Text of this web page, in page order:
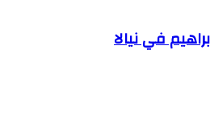
في نيالا